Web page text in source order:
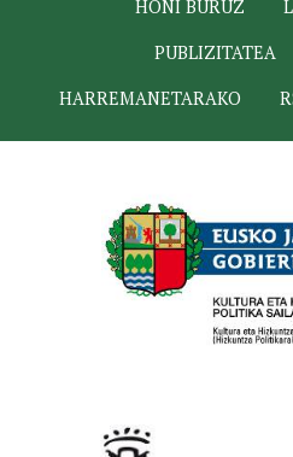
HONI BURUZ
PUBLIZITATEA
HARREMANETARAKO